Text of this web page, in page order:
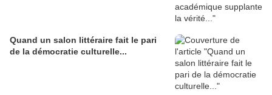
Quand un salon littéraire fait le pari
de la démocratie culturelle...